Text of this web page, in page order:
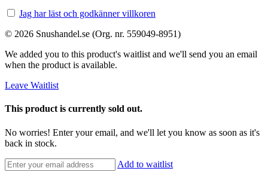
Jag har läst och godkänner villkoren
© 2026 Snushandel.se (Org. nr. 559049-8951)
We added you to this product's waitlist and we'll send you an email
when the product is available.
Leave Waitlist
This product is currently sold out.
No worries! Enter your email, and we'll let you know as soon as it's
back in stock.
Add to waitlist